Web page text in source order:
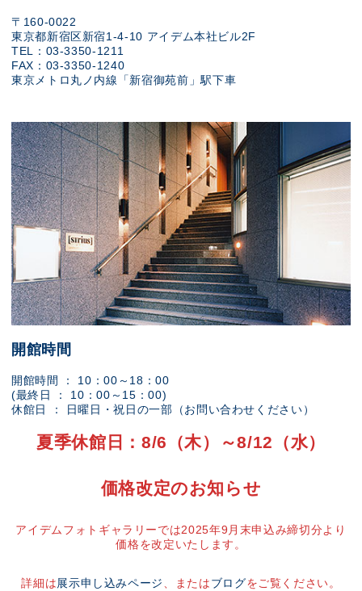
〒160-0022
東京都新宿区新宿1-4-10 アイデム本社ビル2F
TEL：03-3350-1211
FAX：03-3350-1240
東京メトロ丸ノ内線「新宿御苑前」駅下車
開館時間
開館時間 ： 10：00～18：00
(最終日 ： 10：00～15：00)
休館日 ： 日曜日・祝日の一部（お問い合わせください）
夏季休館日：8/6（木）～8/12（水）
価格改定のお知らせ
アイデムフォトギャラリーでは2025年9月末申込み締切分より
価格を改定いたします。
詳細は展示申し込みページ 、またはブログをご覧ください。